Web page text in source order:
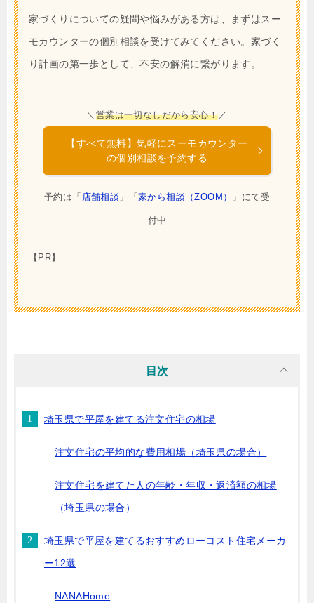
家づくりについての疑問や悩みがある方は、まずはスー
モカウンターの個別相談を受けてみてください。家づく
り計画の第一歩として、不安の解消に繋がります。
＼ 営業は一切なしだから安心！／
【すべて無料】気軽にスーモカウンター
の個別相談を予約する
予約は「 店舗相談 」「 家から相談（ZOOM） 」にて受
付中
【PR】
目次
埼玉県で平屋を建てる注文住宅の相場
注文住宅の平均的な費用相場（埼玉県の場合）
注文住宅を建てた人の年齢・年収・返済額の相場
（埼玉県の場合）
埼玉県で平屋を建てるおすすめローコスト住宅メーカ
ー12選
NANAHome